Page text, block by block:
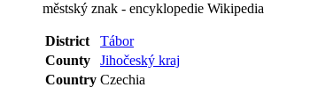
městský znak - encyklopedie Wikipedia
District
Tábor
County
Jihočeský kraj
Country Czechia